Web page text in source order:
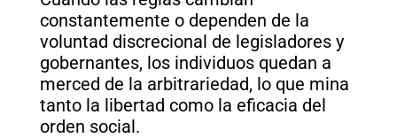
constantemente o dependen de la
voluntad discrecional de legisladores y
gobernantes, los individuos quedan a
merced de la arbitrariedad, lo que mina
tanto la libertad como la eficacia del
orden social.